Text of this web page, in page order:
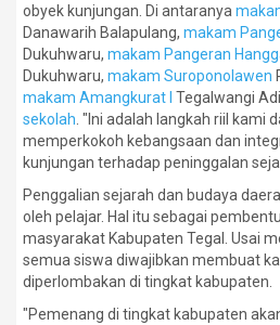
obyek kunjungan. Di antaranya
Danawarih Balapulang, makam
Dukuhwaru, makam Pangeran
Dukuhwaru, makam Suroponolawen
makam Amangkurat I Tegalwangi
sekolah. "Ini adalah langkah riil kami
memperkokoh kebangsaan dan
kunjungan terhadap peninggalan
Penggalian sejarah dan budaya
oleh pelajar. Hal itu sebagai
masyarakat Kabupaten Tegal. Usai
semua siswa diwajibkan membuat
diperlombakan di tingkat kabupaten.
"Pemenang di tingkat kabupaten